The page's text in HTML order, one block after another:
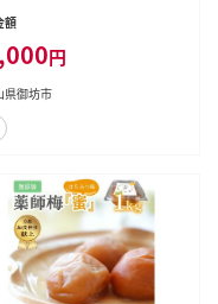
額
円
県御坊市